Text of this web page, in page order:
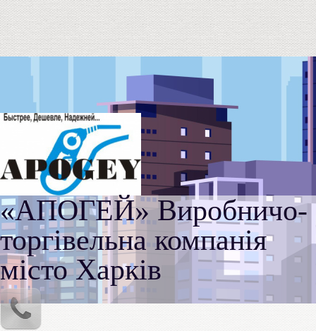
«АПОГЕЙ» Виробничо-
торгівельна компанія
місто Харків